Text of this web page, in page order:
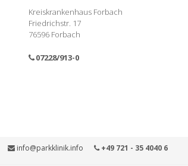
Kreiskrankenhaus Forbach
Friedrichstr. 17
76596 Forbach
07228/913-0
info@parkklinik.info +49 721 - 35 4040 6